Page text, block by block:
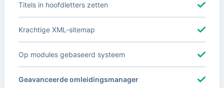
Titels in hoofdletters zetten
Krachtige XML-sitemap
Op modules gebaseerd systeem
Geavanceerde omleidingsmanager